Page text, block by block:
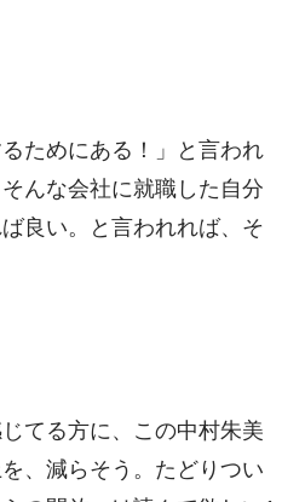
ためにある！」と言われ
んな会社に就職した自分
良い。と言われれば、そ
てる方に、この中村朱美
、減らそう。たどりつい